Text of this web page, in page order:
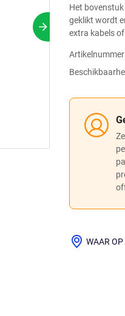
Het
geklikt wordt
extra kabels
Volgende slide
Artikelnummer
WAAR